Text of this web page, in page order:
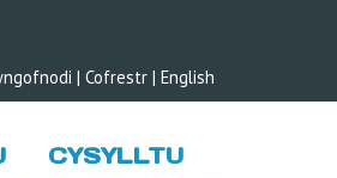
| Cofrestr | English
CYSYLLTU